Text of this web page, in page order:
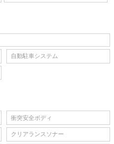
自動駐車システム
衝突安全ボディ
クリアランスソナー